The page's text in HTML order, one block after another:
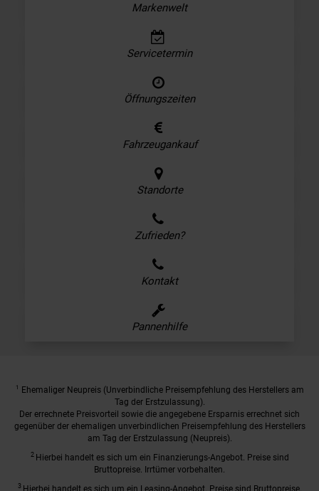
Markenwelt
Servicetermin
Öffnungszeiten
Fahrzeugankauf
Standorte
Zufrieden?
Kontakt
Pannenhilfe
1
Ehemaliger Neupreis (Unverbindliche Preisempfehlung des Herstellers am
Tag der Erstzulassung).
Der errechnete Preisvorteil sowie die angegebene Ersparnis errechnet sich
gegenüber der ehemaligen unverbindlichen Preisempfehlung des Herstellers
am Tag der Erstzulassung (Neupreis).
2 Hierbei handelt es sich um ein Finanzierungs-Angebot. Preise sind
Bruttopreise. Irrtümer vorbehalten.
3 Hierbei handelt es sich um ein Leasing-Angebot. Preise sind Bruttopreise.